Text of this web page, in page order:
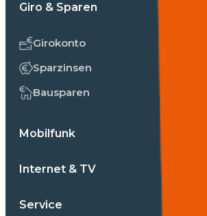
Giro & Sparen
Girokonto
Sparzinsen
Bausparen
Mobilfunk
Internet & TV
Service